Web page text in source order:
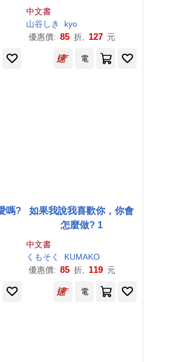
中文書
山谷しき
kyo
優惠價: 85 折, 127 元
電
嗎?
如果我說我喜歡你，你會
怎麼做? 1
中文書
くもそく
KUMAKO
優惠價: 85 折, 119 元
電